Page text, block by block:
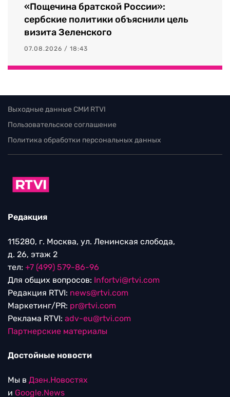
«Пощечина братской России»:
сербские политики объяснили цель
визита Зеленского
07.08.2026 / 18:43
Выходные данные СМИ RTVI
Пользовательское соглашение
Политика обработки персональных данных
Редакция
115280, г. Москва, ул. Ленинская слобода,
д. 26, этаж 2
тел: +7 (499) 579-86-96
Для общих вопросов: Infortvi@rtvi.com
Редакция RTVI: news@rtvi.com
Маркетинг/PR: pr@rtvi.com
Реклама RTVI: adv-eu@rtvi.com
Партнерские материалы
Достойные новости
Мы в Дзен.Новостях
и Google.News